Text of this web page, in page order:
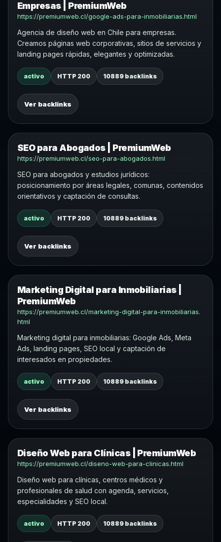
Empresas | PremiumWeb
https://premiumweb.cl/google-ads-para-inmobiliarias.html
Agencia de diseño web en Chile para empresas.
Creamos páginas web corporativas, sitios de servicios y
landing pages rápidas, elegantes y optimizadas.
activo HTTP 200 10889 backlinks
Ver backlinks
SEO para Abogados | PremiumWeb
https://premiumweb.cl/seo-para-abogados.html
SEO para abogados y estudios jurídicos:
posicionamiento por áreas legales, comunas, contenidos
orientativos y captación de consultas.
activo HTTP 200 10889 backlinks
Ver backlinks
Marketing Digital para Inmobiliarias |
PremiumWeb
https://premiumweb.cl/marketing-digital-para-inmobiliarias.
html
Marketing digital para inmobiliarias: Google Ads, Meta
Ads, landing pages, SEO local y captación de
interesados en propiedades.
activo HTTP 200 10889 backlinks
Ver backlinks
Diseño Web para Clínicas | PremiumWeb
https://premiumweb.cl/diseno-web-para-clinicas.html
Diseño web para clínicas, centros médicos y
profesionales de salud con agenda, servicios,
especialidades y SEO local.
activo HTTP 200 10889 backlinks